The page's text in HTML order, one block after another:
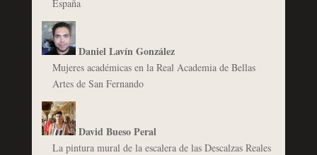
España
Daniel Lavín González
Mujeres académicas en la Real Academia de Bellas
Artes de San Fernando
David Bueso Peral
La pintura mural de la escalera de las Descalzas Reales